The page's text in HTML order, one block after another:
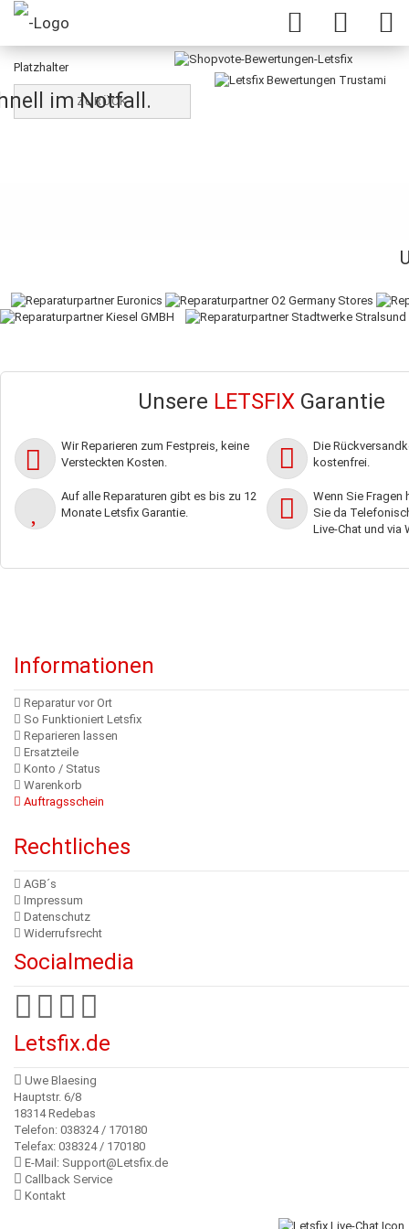
im Notfall.
Platzhalter
ZURÜCK
Unsere LETSFIX Garantie
Wir Reparieren zum Festpreis, keine
Versteckten Kosten.
Die
kostenfrei.
Auf alle Reparaturen gibt es bis zu 12
Monate Letsfix Garantie.
Wenn Sie Fragen
Sie da
Live-Chat und via
Informationen
Reparatur vor Ort
So Funktioniert Letsfix
Reparieren lassen
Ersatzteile
Konto / Status
Warenkorb
Auftragsschein
Rechtliches
AGB´s
Impressum
Datenschutz
Widerrufsrecht
Socialmedia
Letsfix.de
Uwe Blaesing
Hauptstr. 6/8
18314 Redebas
Telefon: 038324 / 170180
Telefax: 038324 / 170180
E-Mail: Support@Letsfix.de
Callback Service
Kontakt